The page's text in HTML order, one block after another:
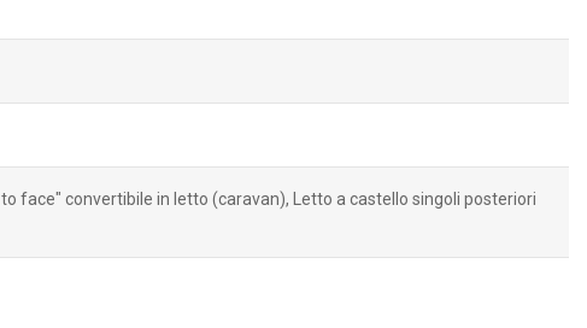
to face" convertibile in letto (caravan), Letto a castello singoli posteriori